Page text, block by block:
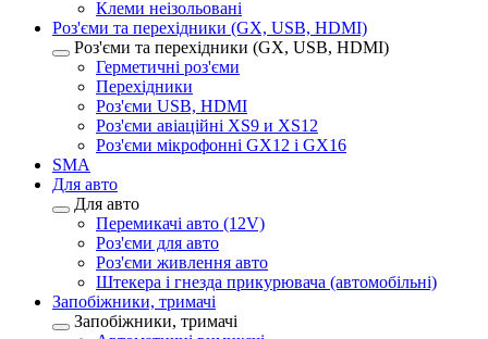
Клеми неізольовані
Роз'єми та перехідники (GX, USB, HDMI)
Роз'єми та перехідники (GX, USB, HDMI)
Герметичні роз'єми
Перехідники
Роз'єми USB, HDMI
Роз'єми авіаційні XS9 и XS12
Роз'єми мікрофонні GX12 і GX16
SMA
Для авто
Для авто
Перемикачі авто (12V)
Роз'єми для авто
Роз'єми живлення авто
Штекера і гнезда прикурювача (автомобільні)
Запобіжники, тримачі
Запобіжники, тримачі